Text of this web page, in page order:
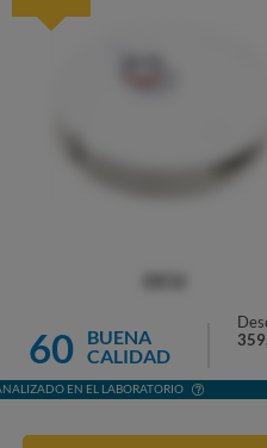
60
BUENA
CALIDAD
359,
EN EL LABORATORIO